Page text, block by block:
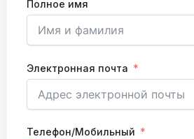
Полное имя
Электронная почта
Телефон/Мобильный